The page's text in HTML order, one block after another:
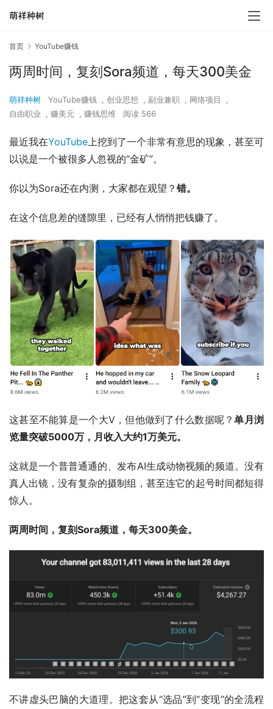
首页 YouTube赚钱
两周时间，复刻Sora频道，每天300美金
萌祥种树 YouTube赚钱 , 创业思想 , 副业兼职 , 网络项目
,
自由职业
, 赚美元 , 赚钱思维 阅读 566
最近我在YouTube上挖到了一个非常有意思的现象，甚至可
以说是一个被很多人忽视的“金矿”。
你以为Sora还在内测，大家都在观望？ 错。
在这个信息差的缝隙里，已经有人悄悄把钱赚了。
这甚至不能算是一个大V，但他做到了什么数据呢？单月浏
览量突破5000万，月收入大约1万美元。
这就是一个普普通通的、发布AI生成动物视频的频道。没有
真人出镜，没有复杂的摄制组，甚至连它的起号时间都短得
惊人。
两周时间，复刻Sora频道，每天300美金。
不讲虚头巴脑的大道理。把这套从“选品”到“变现”的全流程